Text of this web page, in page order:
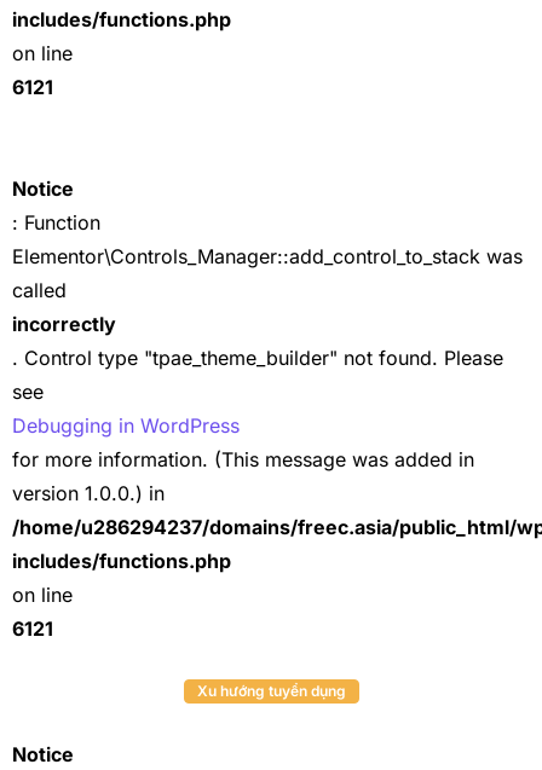
includes/functions.php
on line
6121
Notice
: Function
Elementor\Controls_Manager::add_control_to_stack was
called
incorrectly
. Control type "tpae_theme_builder" not found. Please
see
Debugging in WordPress
for more information. (This message was added in
version 1.0.0.) in
/home/u286294237/domains/freec.asia/public_html/
includes/functions.php
on line
6121
Xu hướng tuyển dụng
Notice